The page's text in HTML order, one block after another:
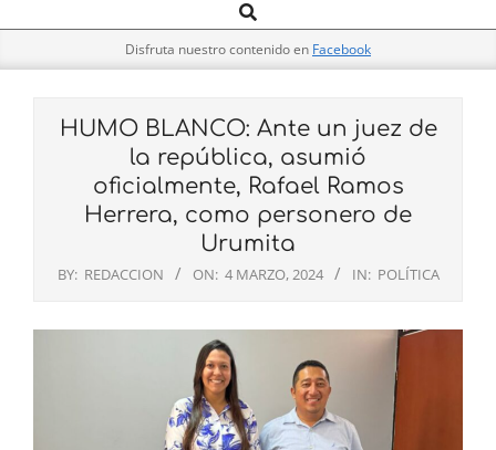
Pulso
Navigation
Disfruta nuestro contenido en Facebook
HUMO BLANCO: Ante un juez de
la república, asumió
oficialmente, Rafael Ramos
Herrera, como personero de
Urumita
BY: REDACCION ON: 4 MARZO, 2024 IN: POLÍTICA